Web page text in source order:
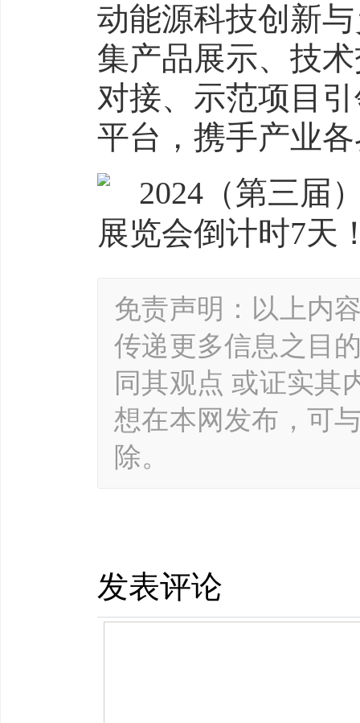
动能源科技创新
集产品展示、技
对接、示范项目
平台，携手产业
免责声明：以上内
传递更多信息之目
同其观点 或证实其
想在本网发布，可
除。
发表评论